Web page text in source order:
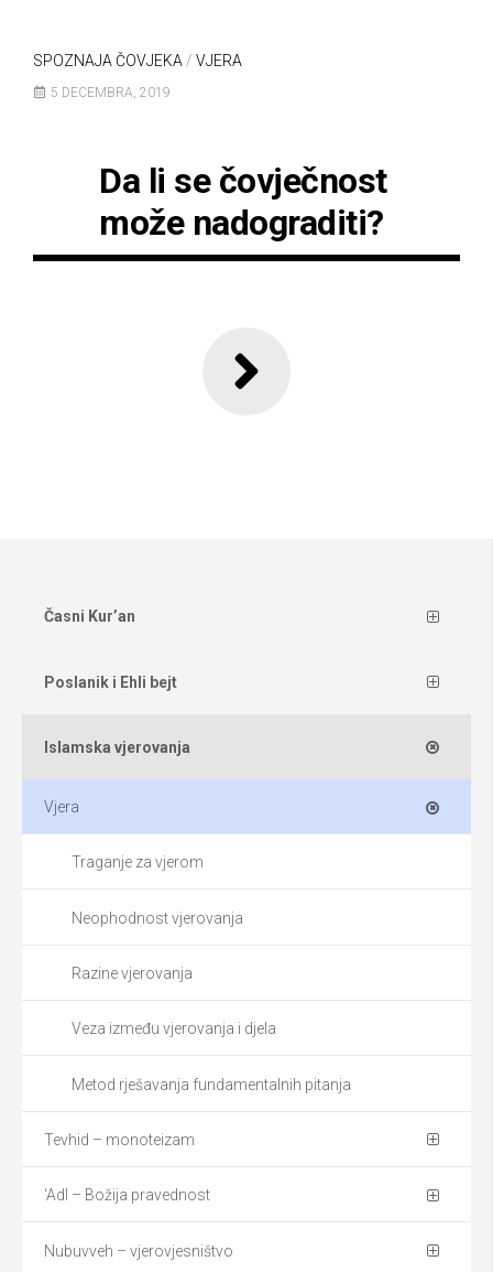
SPOZNAJA ČOVJEKA / VJERA
5 DECEMBRA, 2019
Da li se čovječnost
može nadograditi?
Časni Kur’an
Poslanik i Ehli bejt
Islamska vjerovanja
Vjera
Traganje za vjerom
Neophodnost vjerovanja
Razine vjerovanja
Veza između vjerovanja i djela
Metod rješavanja fundamentalnih pitanja
Tevhid – monoteizam
‘Adl – Božija pravednost
Nubuvveh – vjerovjesništvo